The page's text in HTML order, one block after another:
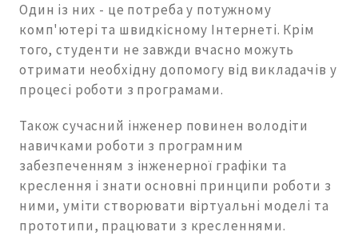
Один із них - це потреба у потужному
комп'ютері та швидкісному Інтернеті. Крім
того, студенти не завжди вчасно можуть
отримати необхідну допомогу від викладачів у
процесі роботи з програмами.
Також сучасний інженер повинен володіти
навичками роботи з програмним
забезпеченням з інженерної графіки та
креслення і знати основні принципи роботи з
ними, уміти створювати віртуальні моделі та
прототипи, працювати з кресленнями.